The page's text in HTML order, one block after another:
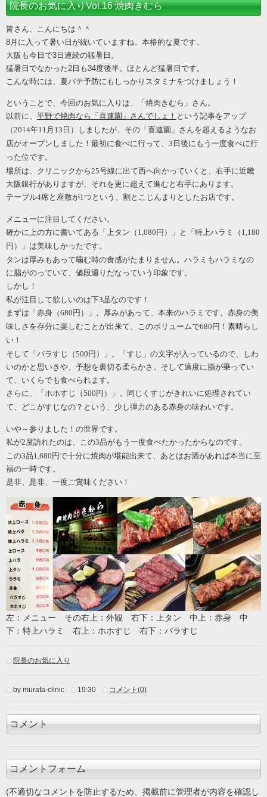
院長のお気に入りVol.16 焼肉きむら
皆さん、こんにちは＾＾
8月に入って暑い日が続いていますね。本格的な夏です。
大阪も今日で3日連続の猛暑日。
猛暑日でなかった2日も34度後半。ほとんど猛暑日です。
こんな時には、夏バテ予防にもしっかりスタミナをつけましょう！
ということで、今回のお気に入りは、「焼肉きむら」さん。
以前に、 平野で焼肉なら「喜連園」さんでしょ！ という記事をアップ
（2014年11月13日）
しましたが、その「喜連園」さんを超えるようなお
店がオープンしました！最初に食べに行って、 3日後にもう一度食べに行
った位です。
場所は、クリニックから25号線に出て西へ向かっていくと、右手に近畿
大阪銀行がありますが、それを更に超えて進むと右手にあります。
テーブル4席と座敷が1つという、割とこじんまりとしたお店です。
メニューに注目してください。
確かに上の方に書いてある「上タン（ 1,080円）」と「特上ハラミ（1,180
円）」は美味しかったです。
タンは厚みもあって噛む時の食感がたまりません。ハラミもハラミなの
に脂がのっていて、値段通りだなっていう印象です。
しかし！
私が注目して欲しいのは下3品なのです！
まずは「赤身（680円）」。厚みがあって、本来のハラミです。赤身の美
味しさを存分に楽しむことが出来て、このボリュームで680円！素晴らし
い！
そして「バラすじ（500円）」。「すじ」の文字が入っているので、しわ
いのかと思いきや、予想を裏切る柔らかさ。そして適度に脂が乗ってい
て、いくらでも食べられます。
さらに、「ホホすじ（500円）」。同じくすじがきれいに処理されてい
て、どこがすじなの？という、少し弾力のある赤身の味わいです。
いや～参りました！の世界です。
私が2度訪れたのは、この3品がもう一度食べたかったからなのです。
この3品1,680円で十分に焼肉が堪能出来て、あとはお酒があれば本当に至
福の一時です。
是非、是非、一度ご賞味ください！
左：メニュー その右上：外観 右下：上タン 中上：赤身 中
下：特上ハラミ 右上：ホホすじ 右下：バラすじ
院長のお気に入り
by murata-clinic 19:30 コメント(0)
コメント
コメントフォーム
(不適切なコメントを防止するため、掲載前に管理者が内容を確認し